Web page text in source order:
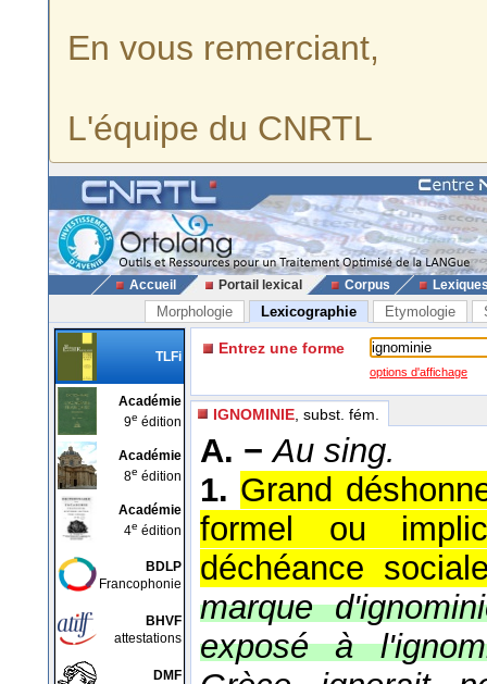
En vous remerciant,
L'équipe du CNRTL
Accueil Portail lexical Corpus
Morphologie Lexicographie Etymologie
TLFi
Académie
9e édition
Académie
8e édition
Académie
4e édition
BDLP
Francophonie
BHVF
attestations
DMF
Entrez une forme
options d'affichage
IGNOMINIE , subst. fém.
A. − Au sing.
1. Grand
formel ou
déchéance
marque
exposé à